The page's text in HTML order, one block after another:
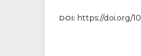
DOI: https://doi.org/